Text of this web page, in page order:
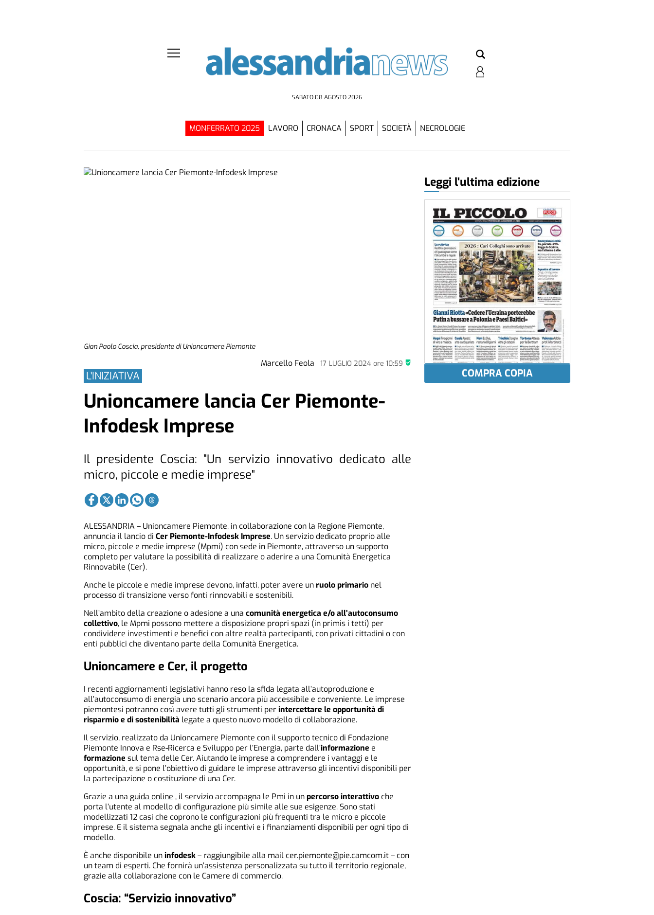
SABATO 08 AGOSTO 2026
MONFERRATO 2025 LAVORO CRONACA SPORT SOCIETÀ NECROLOGIE
Gian Paolo Coscia, presidente di Unioncamere Piemonte
Marcello Feola 17 LUGLIO 2024ore 10:59
L'INIZIATIVA
Unioncamere lancia Cer Piemonte-
Infodesk Imprese
Il presidente Coscia: "Un servizio innovativo dedicato alle
micro, piccole e medie imprese"
ALESSANDRIA – Unioncamere Piemonte, in collaborazione con la Regione Piemonte,
annuncia il lancio di Cer Piemonte-Infodesk Imprese. Un servizio dedicato proprio alle
micro, piccole e medie imprese (Mpmi) con sede in Piemonte, attraverso un supporto
completo per valutare la possibilità di realizzare o aderire a una Comunità Energetica
Rinnovabile (Cer).
Anche le piccole e medie imprese devono, infatti, poter avere unruolo primario nel
processo di transizione verso fonti rinnovabili e sostenibili.
Nell’ambito della creazione o adesione a una comunità energetica e/o all’autoconsumo
collettivo, le Mpmi possono mettere a disposizione propri spazi (in primis i tetti) per
condividere investimenti e benefici con altre realtà partecipanti, con privati cittadini o con
enti pubblici che diventano parte della Comunità Energetica.
Unioncamere e Cer, il progetto
I recenti aggiornamenti legislativi hanno reso la sfida legata all’autoproduzione e
all’autoconsumo di energia uno scenario ancora più accessibile e conveniente. Le imprese
piemontesi potranno così avere tutti gli strumenti perintercettare le opportunità di
risparmio e di sostenibilità legate a questo nuovo modello di collaborazione.
Il servizio, realizzato da Unioncamere Piemonte con il supporto tecnico di Fondazione
Piemonte Innova e Rse-Ricerca e Sviluppo per l’Energia, parte dall’informazione e
formazione sul tema delle Cer. Aiutando le imprese a comprendere i vantaggi e le
opportunità, e si pone l’obiettivo di guidare le imprese attraverso gli incentivi disponibili per
la partecipazione o costituzione di una Cer.
Grazie a una guida online , il servizio accompagna le Pmi in unpercorso interattivo che
porta l’utente al modello di configurazione più simile alle sue esigenze. Sono stati
modellizzati 12 casi che coprono le configurazioni più frequenti tra le micro e piccole
imprese. E il sistema segnala anche gli incentivi e i finanziamenti disponibili per ogni tipo di
modello.
È anche disponibile uninfodesk– raggiungibile alla mail cer.piemonte@pie.camcom.it– con
un team di esperti. Che fornirà un’assistenza personalizzata su tutto il territorio regionale,
grazie alla collaborazione con le Camere di commercio.
Coscia: “Servizio innovativo”
Leggi l'ultima edizione
COMPRA COPIA